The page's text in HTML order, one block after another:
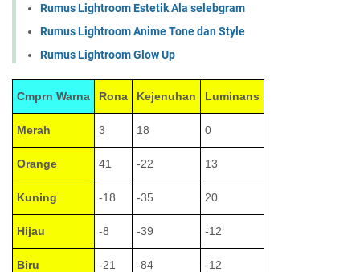
Rumus Lightroom Estetik Ala selebgram
Rumus Lightroom Anime Tone dan Style
Rumus Lightroom Glow Up
Cmprn Warna Rona Kejenuhan Luminans
Merah 3 18 0
Orange 41 -22 13
Kuning -18 -35 20
Hijau -8 -39 -12
Biru -21 -84 -12